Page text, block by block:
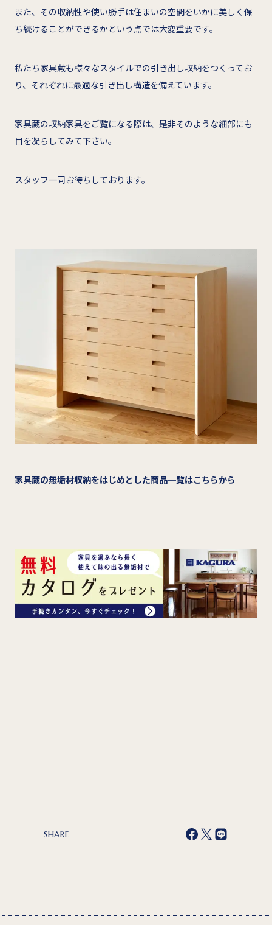
また、その収納性や使い勝手は住まいの空間をいかに美しく保
ち続けることができるかという点では大変重要です。
私たち家具蔵も様々なスタイルでの引き出し収納をつくってお
り、それぞれに最適な引き出し構造を備えています。
家具蔵の収納家具をご覧になる際は、是非そのような細部にも
目を凝らしてみて下さい。
スタッフ一同お待ちしております。
家具蔵の無垢材収納をはじめとした商品一覧はこちらから
SHARE